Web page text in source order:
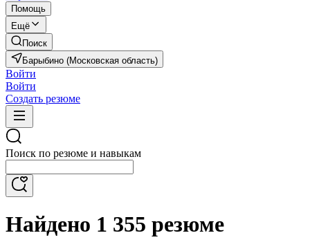
Помощь
Ещё
Поиск
Барыбино (Московская область)
Войти
Войти
Создать резюме
Поиск по резюме и навыкам
Найдено 1 355 резюме